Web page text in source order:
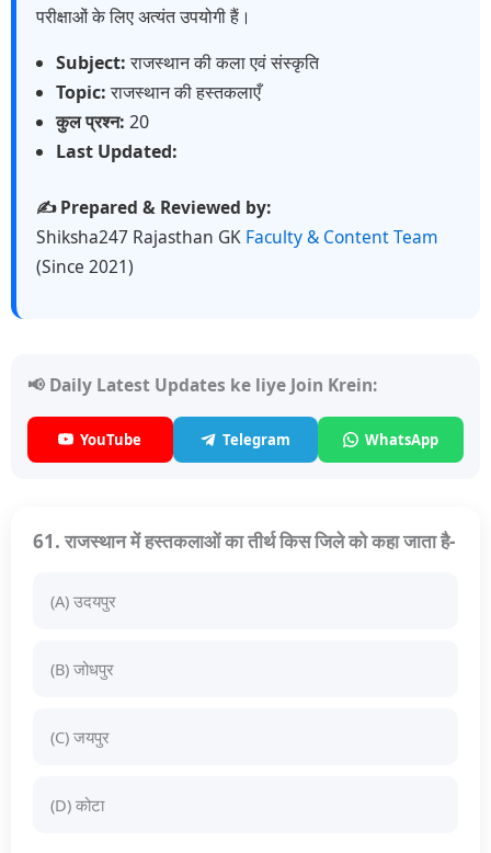
परीक्षाओं के लिए अत्यंत उपयोगी हैं।
Subject:राजस्थान की कला एवं संस्कृति
Topic:राजस्थान की हस्तकलाएँ
कुल प्रश्न: 20
Last Updated:
✍️ Prepared & Reviewed by:
Shiksha247 Rajasthan GK Faculty & Content Team
(Since 2021)
📢 Daily Latest Updates ke liye Join Krein:
YouTube Telegram WhatsApp
61. राजस्थान में हस्तकलाओं का तीर्थ किस जिले को कहा जाता है-
(A) उदयपुर
(B) जोधपुर
(C) जयपुर
(D) कोटा